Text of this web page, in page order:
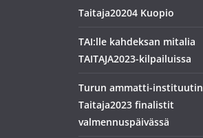
Taitaja20204 Kuopio
TAI:lle kahdeksan mitalia
TAITAJA2023-kilpailuissa
Turun ammatti-instituutin
Taitaja2023 finalistit
valmennuspäivässä